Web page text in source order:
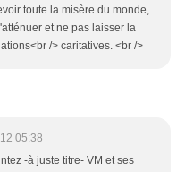
toute la misère du monde,
et ne pas laisser la
/> caritatives. <br />
05:38
-à juste titre- VM et ses